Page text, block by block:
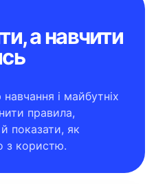
а навчити
і майбутніх
правила,
показати, як
з користю.